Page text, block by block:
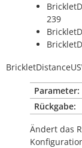
239
Parameter:
Rückgabe:
Ändert das